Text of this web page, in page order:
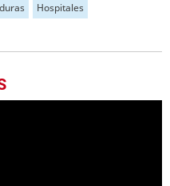
Hospitales